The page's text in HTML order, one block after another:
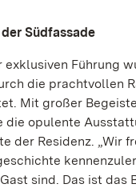
Südfassade
exklusiven Führung
die prachtvollen
Mit großer
die opulente
der Residenz. „Wir
sind. Das ist das